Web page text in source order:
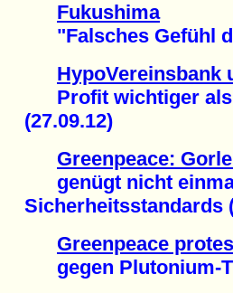
Fukushima
"Falsches Gefühl
HypoVereinsbank
Profit wichtiger als
(27.09.12)
Greenpeace:
genügt nicht
Sicherheitsstandards
Greenpeace
gegen Plutonium-